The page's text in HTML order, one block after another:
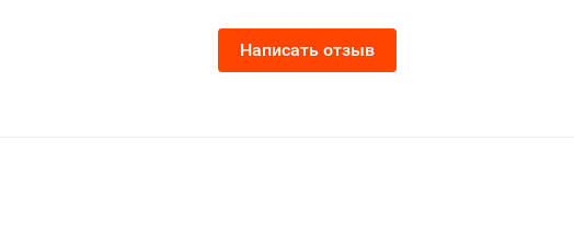
Написать отзыв